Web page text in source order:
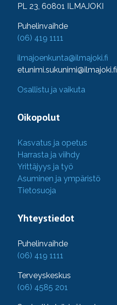
PL 23, 60801 ILMAJOKI
Puhelinvaihde
(06) 419 1111
ilmajoenkunta@ilmajoki.fi
etunimi.sukunimi@ilmajoki.fi
Osallistu ja vaikuta
Oikopolut
Kasvatus ja opetus
Harrasta ja viihdy
Yrittäjyys ja työ
Asuminen ja ympäristö
Tietosuoja
Yhteystiedot
Puhelinvaihde
(06) 419 1111
Terveyskeskus
(06) 4585 201